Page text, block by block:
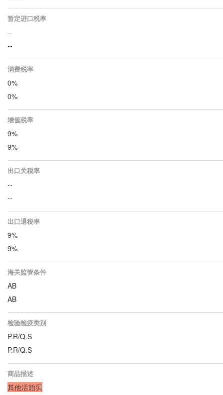
暂定进口税率
--
--
消费税率
0%
0%
增值税率
9%
9%
出口关税率
--
--
出口退税率
9%
9%
海关监管条件
AB
AB
检验检疫类别
P.R/Q.S
P.R/Q.S
商品描述
其他活贻贝